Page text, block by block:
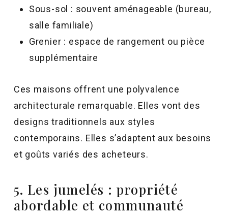
Sous-sol : souvent aménageable (bureau,
salle familiale)
Grenier : espace de rangement ou pièce
supplémentaire
Ces maisons offrent une polyvalence
architecturale remarquable. Elles vont des
designs traditionnels aux styles
contemporains. Elles s’adaptent aux besoins
et goûts variés des acheteurs.
5. Les jumelés : propriété
abordable et communauté